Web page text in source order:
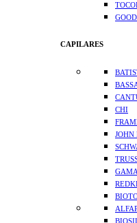
CAPILARES
CHI
JOHN
GAMA